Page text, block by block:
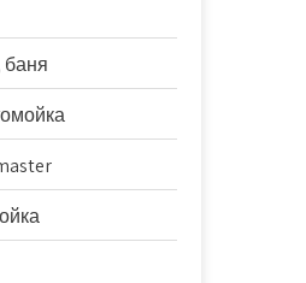
баня